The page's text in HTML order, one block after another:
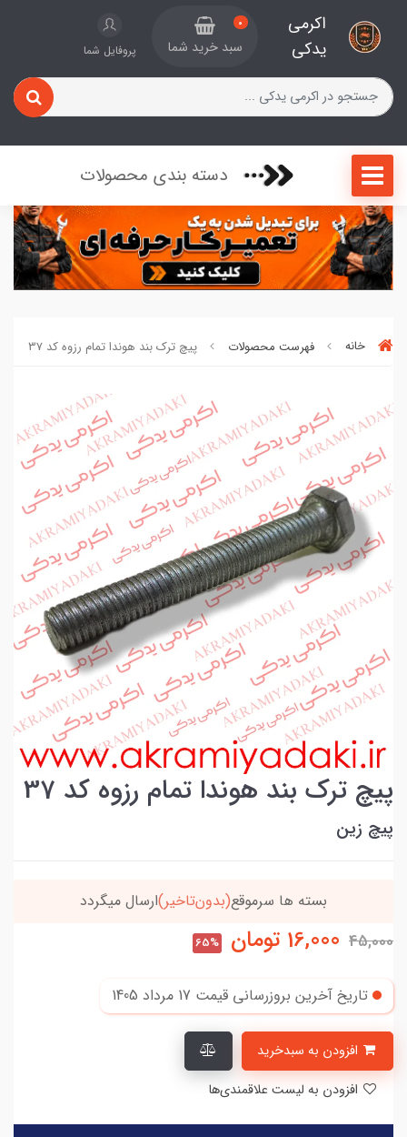
اکرمی
یدکی
0
سبد خرید شما پروفایل شما
دسته بندی محصولات
خانه فهرست محصولات پیچ ترک بند هوندا تمام رزوه کد 37
پیچ ترک بند هوندا تمام رزوه کد 37
پیچ زین
بسته ها سرموقع(بدون‌تاخیر)ارسال میگردد
45,000
16,000 تومان 65%
تاریخ آخرین بروزرسانی قیمت 17 مرداد 1405